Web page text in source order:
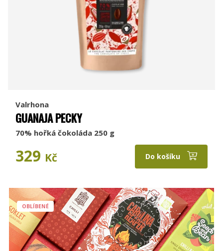
Valrhona
GUANAJA PECKY
70% hořká čokoláda 250 g
329 Kč Do košíku
OBLÍBENÉ